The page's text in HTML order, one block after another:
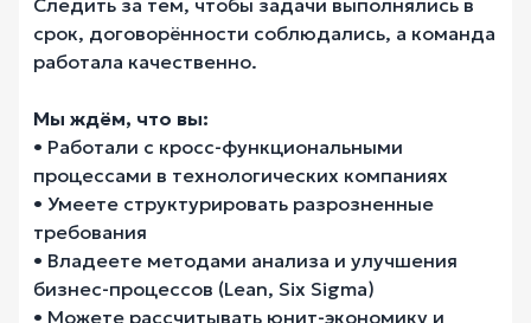
срок, договорённости соблюдались, а команда
работала качественно.
Мы ждём, что вы:
• Работали с кросс-функциональными
процессами в технологических компаниях
• Умеете структурировать разрозненные
требования
• Владеете методами анализа и улучшения
бизнес-процессов (Lean, Six Sigma)
• Можете рассчитывать юнит-экономику и